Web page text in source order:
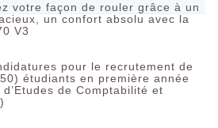
votre façon de rouler grâce à un
un confort absolu avec la
V3
pour le recrutement de
étudiants en première année
de Comptabilité et